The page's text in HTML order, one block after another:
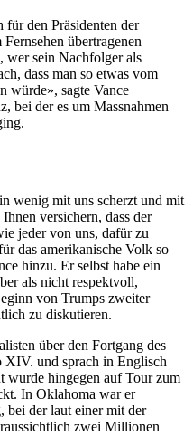
für den Präsidenten der
übertragenen
wer sein Nachfolger als
dass man so etwas vom
würde», sagte Vance
bei der es um Massnahmen
wenig mit uns scherzt und mit
versichern, dass der
jeder von uns, dafür zu
das amerikanische Volk so
hinzu. Er selbst habe ein
als nicht respektvoll,
von Trumps zweiter
zu diskutieren.
über den Fortgang des
XIV. und sprach in Englisch
wurde hingegen auf Tour zum
In Oklahoma war er
bei der laut einer mit der
zwei Millionen